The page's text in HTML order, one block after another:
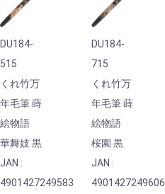
DU184-
515
くれ竹万
年毛筆 蒔
絵物語
華舞妓 黒
JAN :
4901427249583
DU184-
715
くれ竹万
年毛筆 蒔
絵物語
桜園 黒
JAN :
4901427249606